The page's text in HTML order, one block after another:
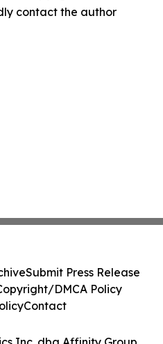
contact the author
Submit Press Release
DMCA Policy
Contact